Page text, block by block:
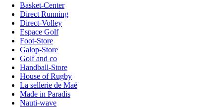
Basket-Center
Direct Running
Direct-Volley
Espace Golf
Foot-Store
Galop-Store
Golf and co
Handball-Store
House of Rugby
La sellerie de Maé
Made in Paradis
Nauti-wave